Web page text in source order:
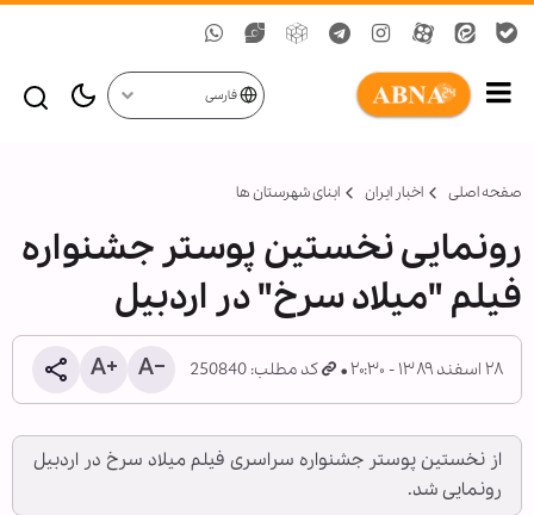
فارسی
صفحه اصلی اخبار ایران ابنای شهرستان ها
رونمایی نخستین پوستر جشنواره
فیلم "میلاد سرخ" در اردبیل
۲۸ اسفند ۱۳۸۹ - ۲۰:۳۰ کد مطلب: 250840
از نخستین پوستر جشنواره سراسری فیلم میلاد سرخ در اردبیل
رونمایی شد.